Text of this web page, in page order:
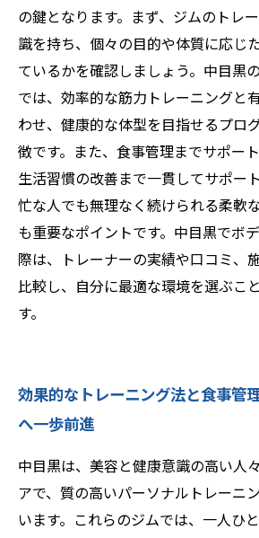
の鍵となります。まず、ジムのトレ
識を持ち、個々の目的や体質に応じ
ているかを確認しましょう。中目黒
では、効率的な筋力トレーニングと
わせ、健康的な体型を目指せるプロ
徴です。また、食事管理までサポー
生活習慣の改善まで一貫してサポー
忙な人でも無理なく続けられる柔軟
も重要なポイントです。中目黒でボ
際は、トレーナーの実績や口コミ、
比較し、自分に最適な環境を選ぶこ
す。
効果的なトレーニング法と食事管
へ一歩前進
中目黒は、美容と健康意識の高い人
アで、質の高いパーソナルトレーニ
います。これらのジムでは、一人ひ